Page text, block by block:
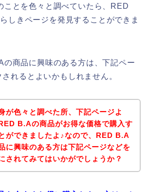
ことを色々と調べていたら、RED
しきページを発見することができま
の商品に興味のある方は、下記ペー
れるとよいかもしれません。
が色々と調べた所、下記ページよ
B.Aの商品がお得な価格で購入す
ができましたよ♪なので、RED B.A
に興味のある方は下記ページなどを
されてみてはいかがでしょうか？